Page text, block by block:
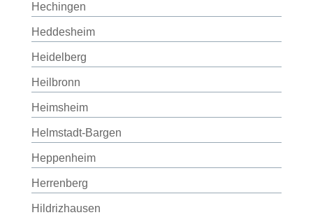
Hechingen
Heddesheim
Heidelberg
Heilbronn
Heimsheim
Helmstadt-Bargen
Heppenheim
Herrenberg
Hildrizhausen